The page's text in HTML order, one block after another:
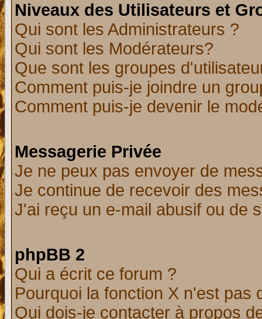
Niveaux des Utilisateurs et
Qui sont les Administrateurs ?
Qui sont les Modérateurs?
Que sont les groupes
Comment puis-je joindre un
Comment puis-je devenir le
Messagerie Privée
Je ne peux pas envoyer de
Je continue de recevoir des
J'ai reçu un e-mail abusif ou de
phpBB 2
Qui a écrit ce forum ?
Pourquoi la fonction X n'est pas
Qui dois-je contacter à propos